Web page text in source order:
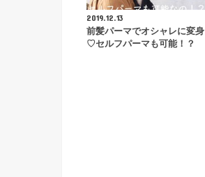
2019.12.13
前髪パーマでオシャレに変身
♡セルフパーマも可能！？